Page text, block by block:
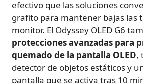
efectivo que las soluciones
grafito para mantener bajas las
monitor. El Odyssey OLED G6
protecciones avanzadas para
quemado de la pantalla OLED,
detector de objetos estáticos y
pantalla que se activa tras 10